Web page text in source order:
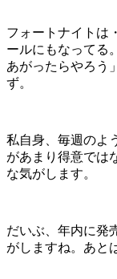
フォートナイトは
ールにもなってる
あがったらやろう
ず。
私自身、毎週のよ
があまり得意では
な気がします。
だいぶ、年内に発
がしますね。あと